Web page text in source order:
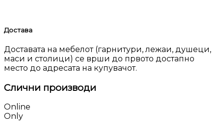
Достава
Доставата на мебелот (гарнитури, лежаи, душеци,
маси и столици) се врши до првото достапно
место до адресата на купувачот.
Слични производи
Online
Only